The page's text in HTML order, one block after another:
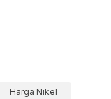
Harga Nikel